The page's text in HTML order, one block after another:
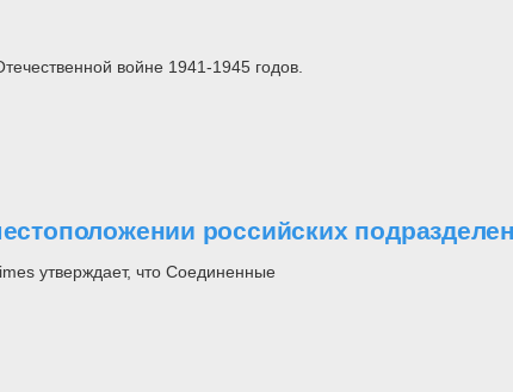
войне 1941-1945 годов.
российских
утверждает, что Соединенные